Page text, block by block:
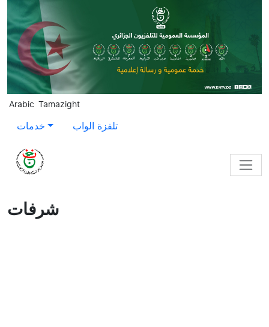
Skip to main content
Arabic Tamazight
خدمات تلفزة الواب
شرفات